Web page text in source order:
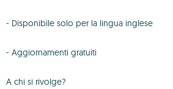
- Disponibile solo per la lingua inglese
- Aggiornamenti gratuiti
A chi si rivolge?